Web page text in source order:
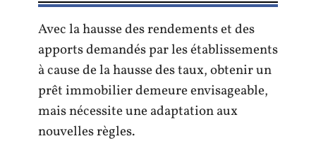
Avec la hausse des rendements et des
apports demandés par les établissements
à cause de la hausse des taux, obtenir un
prêt immobilier demeure envisageable,
mais nécessite une adaptation aux
nouvelles règles.